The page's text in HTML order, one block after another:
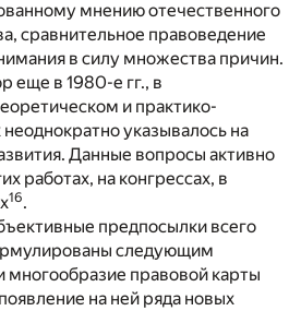
мнению отечественного
сравнительное правоведение
в силу множества причин.
еще в 1980-е гг., в
и практико-
указывалось на
Данные вопросы активно
работах, на конгрессах, в
16.
предпосылки всего
следующим
многообразие правовой карты
на ней ряда новых